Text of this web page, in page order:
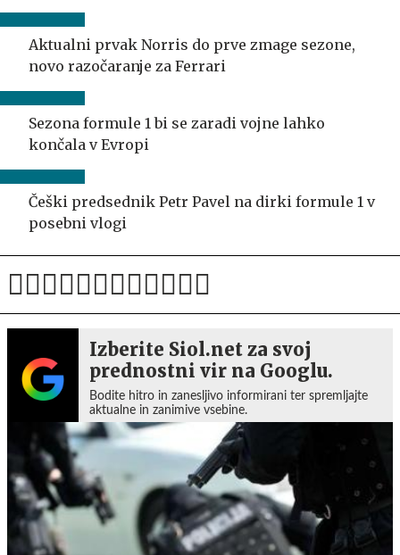
Aktualni prvak Norris do prve zmage sezone,
novo razočaranje za Ferrari
Sezona formule 1 bi se zaradi vojne lahko
končala v Evropi
Češki predsednik Petr Pavel na dirki formule 1 v
posebni vlogi
Izberite Siol.net za svoj
prednostni vir na Googlu.
Bodite hitro in zanesljivo informirani ter spremljajte
aktualne in zanimive vsebine.